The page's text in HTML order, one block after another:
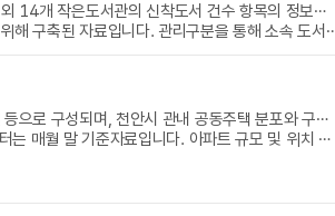
충청남도 천안시 중앙도서관 외 7개 도서관 및 원성2동작은도서관 외 14개 작은도서관의 신착도서 건수 항목의 정보를 제공합니다.
서가에 배치된 시점을 나타내어 자료 이용 가능 여부를 파악하는 데 유용합니다. 본 데이터는 도서관 장서관리, 신간 서비스 운영, 시민 독서 활성화 정책 등 다양한 행정·문화 서비스를 지원할 수 있는 기초 정보입니다.
를, 층수는 최고층을, 의미합니다. 구는 동남구 또는 서북구가 있습니다. 동은 법정동을 의미합니다. 사용검사일은 입주 승인 시기이며, 연면적은 주택 면적을 나타내며 단위는 제곱미터입니다.
개선에 기여하며, 시민과 관계 기관이 최신 아파트 관련 정보를 신속하게 확인할 수 있도록 지원합니다.